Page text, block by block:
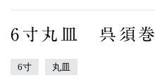
6寸丸皿 呉須巻
6寸 丸皿